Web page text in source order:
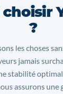
?
les choses
jamais
stabilité
assurons